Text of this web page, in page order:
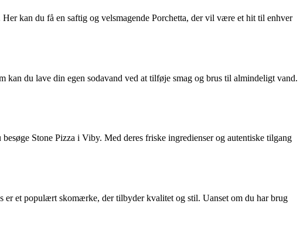
kan du få en saftig og velsmagende Porchetta, der vil være et hit til enhver
kan du lave din egen sodavand ved at tilføje smag og brus til almindeligt vand.
Stone Pizza i Viby. Med deres friske ingredienser og autentiske tilgang
et populært skomærke, der tilbyder kvalitet og stil. Uanset om du har brug